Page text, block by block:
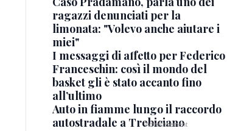
ragazzi denunciati per la
limonata: "Volevo anche aiutare i
miei"
I messaggi di affetto per Federico
Franceschin: così il mondo del
basket gli è stato accanto fino
all’ultimo
Auto in fiamme lungo il raccordo
autostradale a Trebiciano